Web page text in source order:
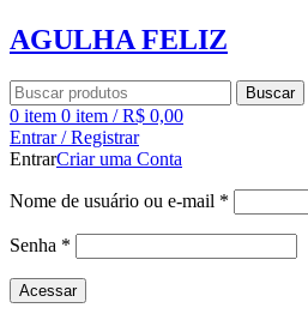
AGULHA FELIZ
Buscar
0 item 0 item / R$ 0,00
Entrar / Registrar
EntrarCriar uma Conta
Nome de usuário ou e-mail *
Senha *
Acessar